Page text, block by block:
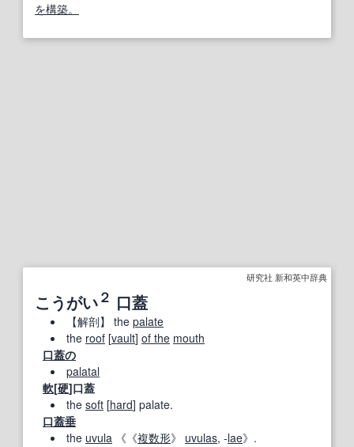
を構築。
研究社 新和英中辞典
こうがい２ 口蓋
【解剖】 the palate
the roof [vault] of the mouth
口蓋の
palatal
軟[硬]口蓋
the soft [hard] palate.
口蓋垂
the uvula 《《複数形》 uvulas, ‐lae》.